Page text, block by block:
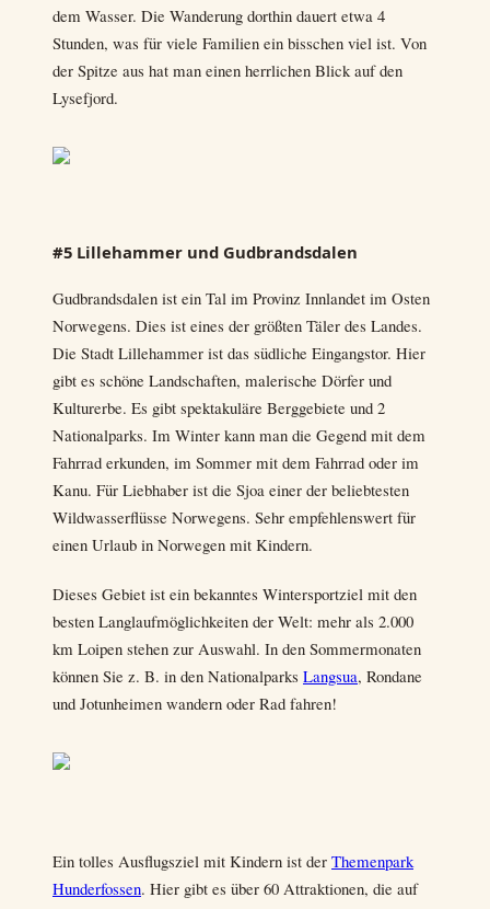
dem Wasser. Die Wanderung dorthin dauert etwa 4
Stunden, was für viele Familien ein bisschen viel ist. Von
der Spitze aus hat man einen herrlichen Blick auf den
Lysefjord.
#5 Lillehammer und Gudbrandsdalen
Gudbrandsdalen ist ein Tal im Provinz Innlandet im Osten
Norwegens. Dies ist eines der größten Täler des Landes.
Die Stadt Lillehammer ist das südliche Eingangstor. Hier
gibt es schöne Landschaften, malerische Dörfer und
Kulturerbe. Es gibt spektakuläre Berggebiete und 2
Nationalparks. Im Winter kann man die Gegend mit dem
Fahrrad erkunden, im Sommer mit dem Fahrrad oder im
Kanu. Für Liebhaber ist die Sjoa einer der beliebtesten
Wildwasserflüsse Norwegens. Sehr empfehlenswert für
einen Urlaub in Norwegen mit Kindern.
Dieses Gebiet ist ein bekanntes Wintersportziel mit den
besten Langlaufmöglichkeiten der Welt: mehr als 2.000
km Loipen stehen zur Auswahl. In den Sommermonaten
können Sie z. B. in den Nationalparks Langsua, Rondane
und Jotunheimen wandern oder Rad fahren!
Ein tolles Ausflugsziel mit Kindern ist der Themenpark
Hunderfossen. Hier gibt es über 60 Attraktionen, die auf